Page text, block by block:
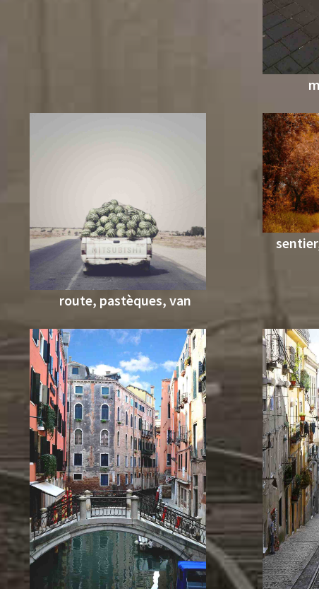
route, pastèques, van